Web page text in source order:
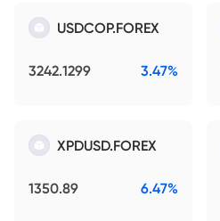
USDCOP.FOREX
3242.1299 3.47%
XPDUSD.FOREX
1350.89 6.47%